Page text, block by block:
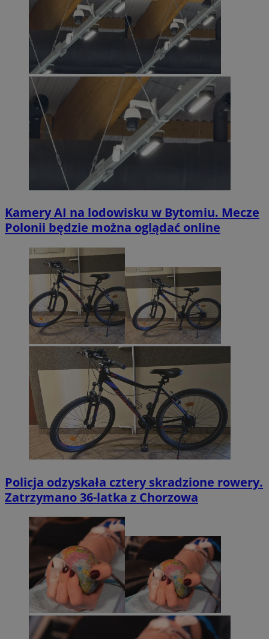
Kamery AI na lodowisku w Bytomiu. Mecze
Polonii będzie można oglądać online
Policja odzyskała cztery skradzione rowery.
Zatrzymano 36-latka z Chorzowa